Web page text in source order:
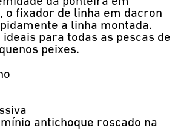
o fixador de linha em dacron
a linha montada.
ideais para todas as pescas de
peixes.
antichoque roscado na